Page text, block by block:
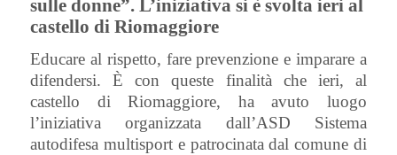
sulle donne”. L’iniziativa si è svolta ieri al
castello di Riomaggiore
Educare al rispetto, fare prevenzione e imparare a
difendersi. È con queste finalità che ieri, al
castello di Riomaggiore, ha avuto luogo
l’iniziativa organizzata dall’ASD Sistema
autodifesa multisport e patrocinata dal comune di